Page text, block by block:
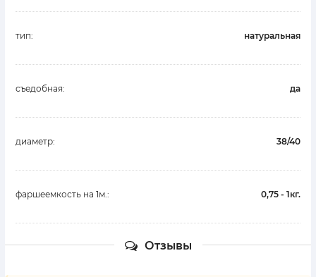
тип: натуральная
съедобная: да
диаметр: 38/40
фаршеемкость на 1м.: 0,75 - 1кг.
Отзывы